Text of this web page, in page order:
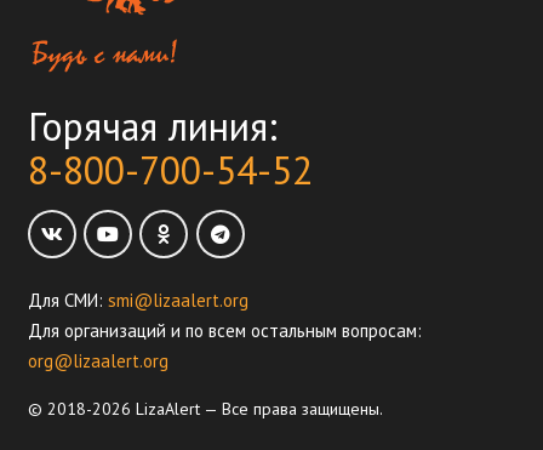
Горячая линия:
8-800-700-54-52
Для СМИ: smi@lizaalert.org
Для организаций и по всем остальным вопросам:
org@lizaalert.org
© 2018-2026 LizaAlert — Все права защищены.